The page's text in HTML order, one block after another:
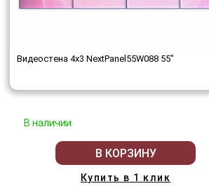
Видеостена 4x3 NextPanel55W088 55"
В наличии
В КОРЗИНУ
Купить в 1 клик